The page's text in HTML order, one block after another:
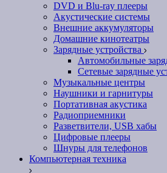
DVD и Blu-ray плееры
Акустические системы
Внешние аккумуляторы
Домашние кинотеатры
Зарядные устройства
Автомобильные
Сетевые зарядные
Музыкальные центры
Наушники и гарнитуры
Портативная акустика
Радиоприемники
Разветвители, USB хабы
Цифровые плееры
Шнуры для телефонов
Компьютерная техника